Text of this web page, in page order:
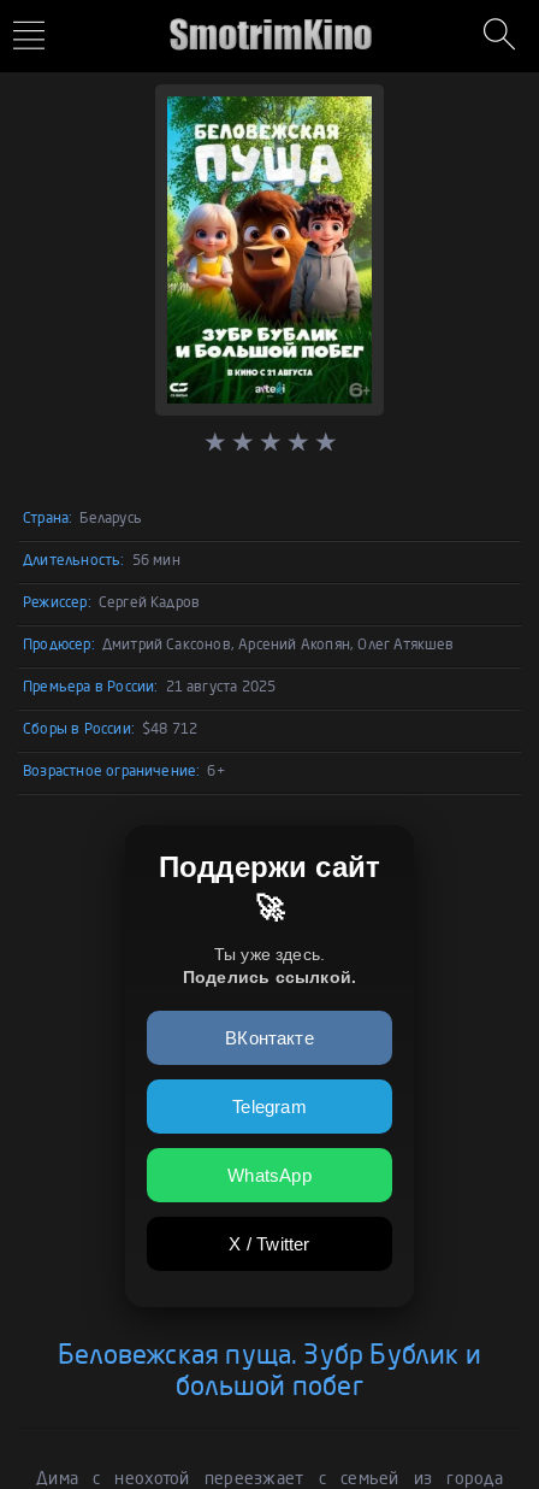
Страна: Беларусь
Длительность: 56 мин
Режиссер: Сергей Кадров
Продюсер: Дмитрий Саксонов, Арсений Акопян, Олег Атякшев
Премьера в России: 21 августа 2025
Сборы в России: $48 712
Возрастное ограничение: 6+
Поддержи сайт
🚀
Ты уже здесь.
Поделись ссылкой.
ВКонтакте
Telegram
WhatsApp
X / Twitter
Беловежская пуща. Зубр Бублик и
большой побег
Дима с неохотой переезжает с семьей из города